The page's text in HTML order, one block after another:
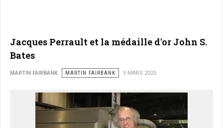
Jacques Perrault et la médaille d'or John S.
Bates
MARTIN FAIRBANK MARTIN FAIRBANK 5 MARS 2025